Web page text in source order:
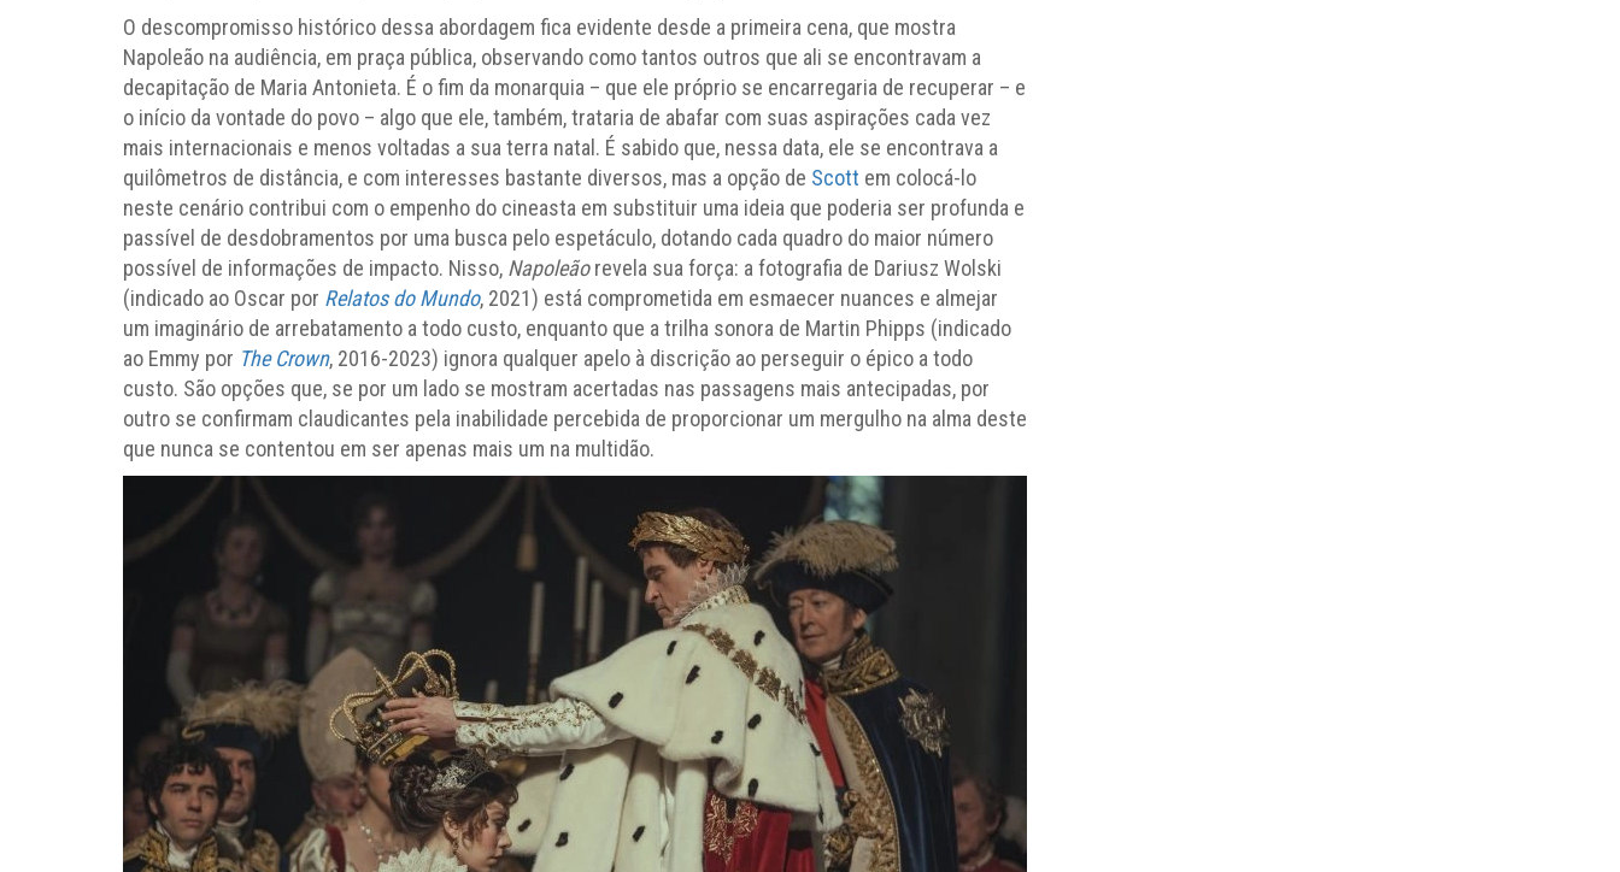
O descompromisso histórico dessa abordagem fica evidente desde a primeira cena, que mostra
Napoleão na audiência, em praça pública, observando como tantos outros que ali se encontravam a
decapitação de Maria Antonieta. É o fim da monarquia – que ele próprio se encarregaria de recuperar – e
o início da vontade do povo – algo que ele, também, trataria de abafar com suas aspirações cada vez
mais internacionais e menos voltadas a sua terra natal. É sabido que, nessa data, ele se encontrava a
quilômetros de distância, e com interesses bastante diversos, mas a opção de Scott em colocá-lo
neste cenário contribui com o empenho do cineasta em substituir uma ideia que poderia ser profunda e
passível de desdobramentos por uma busca pelo espetáculo, dotando cada quadro do maior número
possível de informações de impacto. Nisso, Napoleãorevela sua força: a fotografia de Dariusz Wolski
(indicado ao Oscar por Relatos do Mundo, 2021) está comprometida em esmaecer nuances e almejar
um imaginário de arrebatamento a todo custo, enquanto que a trilha sonora de Martin Phipps (indicado
ao Emmy por The Crown, 2016-2023) ignora qualquer apelo à discrição ao perseguir o épico a todo
custo. São opções que, se por um lado se mostram acertadas nas passagens mais antecipadas, por
outro se confirmam claudicantes pela inabilidade percebida de proporcionar um mergulho na alma deste
que nunca se contentou em ser apenas mais um na multidão.